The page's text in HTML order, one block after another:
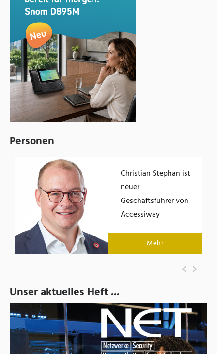
Personen
Christian Stephan ist
neuer
Geschäftsführer von
Accessiway
Mehr
Unser aktuelles Heft ...